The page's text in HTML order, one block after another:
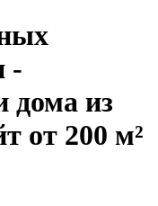
-
дома из
от 200 м²